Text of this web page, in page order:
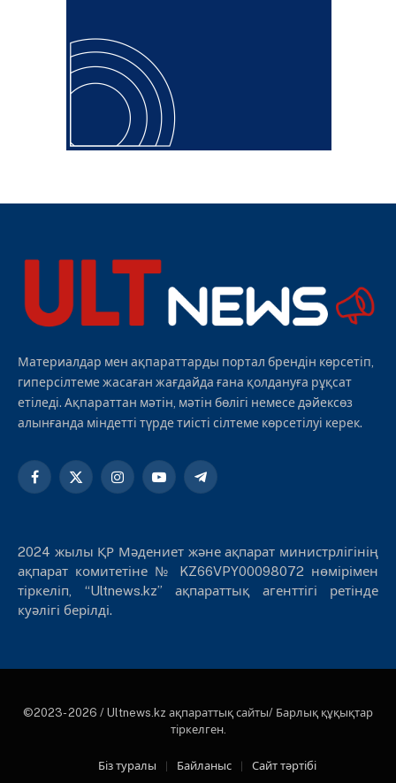
Материалдар мен ақпараттарды портал брендін көрсетіп,
гиперсілтеме жасаған жағдайда ғана қолдануға рұқсат
етіледі. Ақпараттан мәтін, мәтін бөлігі немесе дәйексөз
алынғанда міндетті түрде тиісті сілтеме көрсетілуі керек.
Facebook
X
InstagramYouTubeTelegram
2024 жылы ҚР Мәдениет және ақпарат министрлігінің
ақпарат комитетіне № KZ66VPY00098072 нөмірімен
тіркеліп, “Ultnews.kz” ақпараттық агенттігі ретінде
куәлігі берілді.
©2023- 2026 / Ultnews.kz ақпараттық сайты/ Барлық құқықтар
тіркелген.
Біз туралы Байланыс Сайт тәртібі